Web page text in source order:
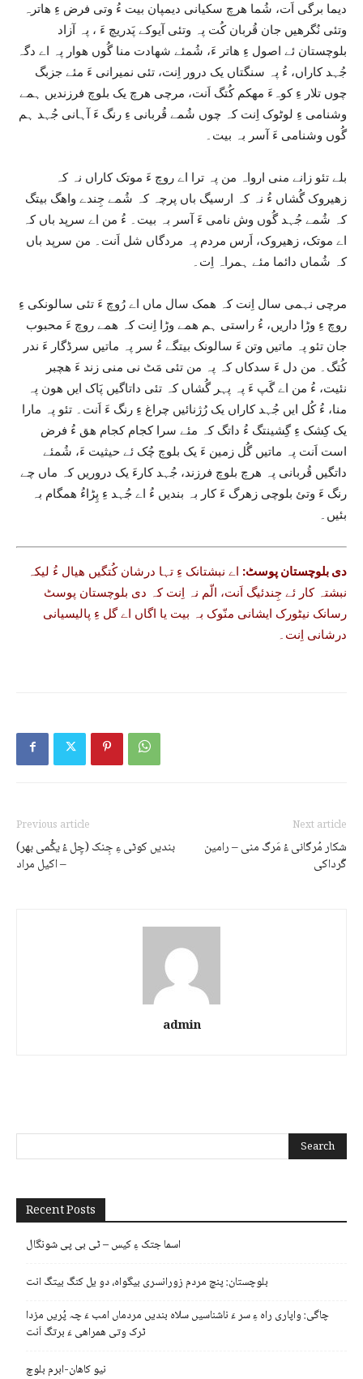
دیما برگی اَت، شُما ھرچ سکیانی دیمپان بیت ءُ وتی فرض ءِ ھاترہ
وتئی نُگرھیں جان قُربان کُت پہ وتئی آیوکے پَدریچ ءَ ، پہ آزاد
بلوچستان ئے اصول ءِ ھاتر ءَ، شُمئے شھادت منا گُوں ھوار پہ اے دگہ
جُہد کاراں، ءُ پہ سنگتاں یک درور اِنت، تئی نمیرانی ءَ مئے جزبگ
چوں تلار ءِ کوہءَ مھکم کُتگ اَنت، مرچی ھرچ یک بلوچ فرزندیں ہمے
وشنامی ءِ لوٹوک اِنت کہ چوں شُمے قُربانی ءِ رنگ ءَ آہانی جُہد ہم
گُوں وشنامی ءَ آسر بہ بیت۔
بلے تئو زانے منی ارواہ من پہ ترا اے روچ ءَ موتک کاراں نہ کہ
زھیروک گُشاں ءُ نہ کہ ارسیگ باں پرچہ کہ شُمے جِندے واھگ بیتگ
کہ شُمے جُہد گُوں وش نامی ءَ آسر بہ بیت۔ ءُ من اے سرپد باں کہ
اے موتک، زھیروک، اَرس مردم پہ مردگاں شل اَنت۔ من سرپد باں
کہ شُماں دائما مئے ہمراہ اِت۔
مرچی نہمی سال اِنت کہ ھمک سال ماں اے رُوچ ءَ تئی سالونکی ءِ
روچ ءِ وڑا داریں، ءُ راستی ہم ھمے وڑا اِنت کہ ھمے روچ ءَ محبوب
جان تئو پہ ماتیں وتن ءَ سالونک بیتگے ءُ سر پہ ماتیں سرڈگار ءَ ندر
کُتگ۔ من دل ءَ سدکاں کہ پہ من تئی مَٹ نی منی زند ءَ ھچبر
نئیت، ءُ من اے گَپ ءَ پہ پہر گُشاں کہ تئی داتاگیں پَاک ایں ھون پہ
منا، ءُ کُل ایں جُہد کاراں یک رُژنائیں چراغ ءِ رنگ ءَ اَنت۔ تئو پہ مارا
یک کِشک ءِ گِشینتگ ءُ داتگ کہ مئے سرا کجام کجام ھق ءُ فرض
است اَنت پہ ماتیں گُل زمین ءَ یک بلوچ چُک ئے حیثیت ءَ، شُمئے
داتگیں قُربانی پہ ھرچ بلوچ فرزند، جُہد کارءَ یک دروریں کہ ماں چے
رنگ ءَ وتئ بلوچی زھرگ ءَ کار بہ بندیں ءُ اے جُہد ءِ پِڑاءُ ھمگام بہ
بئیں۔
دی بلوچستان پوسٹ: اے نبشتانک ءِ تہا درشان کُتگیں ھیال ءُ لیکہ
نبشتہ کار ئے جِندئیگ اَنت، الّم نہ اِنت کہ دی بلوچستان پوسٹ
رسانک نیٹورک ایشانی منّوک بہ بیت یا اگاں اے گل ءِ پالیسیانی
درشانی اِنت۔
Previous article
بندیں کوٹی ءِ جِنک (چِل ءُ یکُّمی بھر)
– اکیل مراد
Next article
شکار مُرگانی ءُ مَرگ منی – رامین
گَرداکی
admin
Recent Posts
اسما جتک ءِ کیس – ٹی بی پی شونگال
بلوچستان: پنچ مردم زورانسری بیگواہ، دو یل کنگ بیتگ انت
چاگی: واپاری راہ ءِ سر ءَ ناشناسیں سلاہ بندیں مردماں امب ءَ چہ پُریں مزدا
ٹرک وتی ھمراھی ءَ برتگ اَنت
نیو کاھان-ابرم بلوچ